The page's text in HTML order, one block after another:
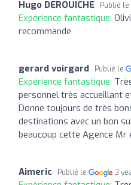
Hugo DEROUICHE Publié le
Expérience fantastique:
recommande
gerard voirgard Publié le
Expérience fantastique:
personnel très accueillant
Donne toujours de très
destinations avec un bon
beaucoup cette Agence Mr
Aimeric Publié le 3